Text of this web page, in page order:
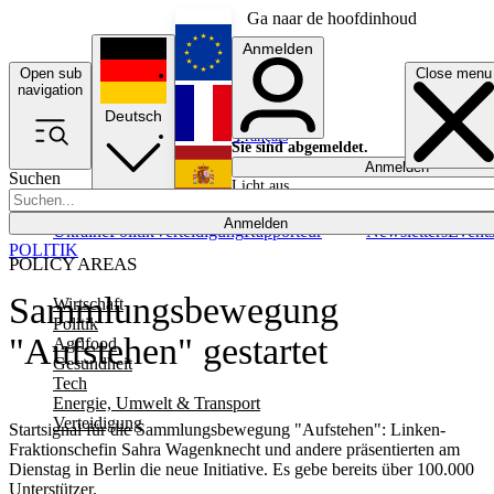
Ga naar de hoofdinhoud
Open sub
navigation
Close menu
Suchen
Anmelden
POLICY AREAS
Wirtschaft
Politik
Agrifood
Gesundheit
Tech
Energie, Umwelt & Transport
Verteidigung
UkrainePolitikVerteidigungRapporteur NewslettersEvents
Deutsch
English
Français
Anmelden
Sie sind abgemeldet.
Anmelden
Licht aus
Sammlungsbewegung
"Aufstehen" gestartet
Startsignal für die Sammlungsbewegung "Aufstehen": Linken-
Fraktionschefin Sahra Wagenknecht und andere präsentierten am
Dienstag in Berlin die neue Initiative. Es gebe bereits über 100.000
Unterstützer.
POLITIK